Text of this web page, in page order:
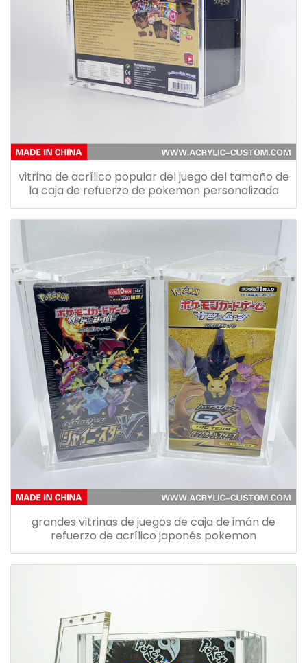
vitrina de acrílico popular del juego del tamaño de
la caja de refuerzo de pokemon personalizada
grandes vitrinas de juegos de caja de imán de
refuerzo de acrílico japonés pokemon